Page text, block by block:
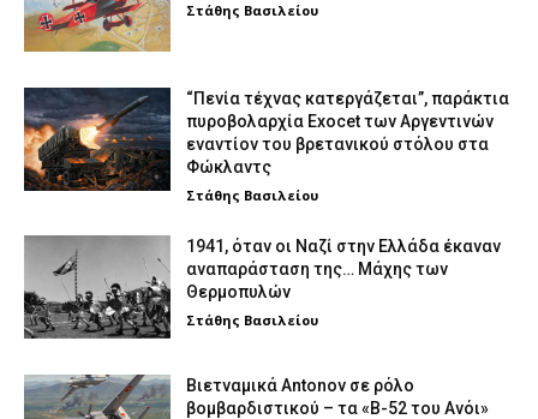
Στάθης Βασιλείου
“Πενία τέχνας κατεργάζεται”, παράκτια
πυροβολαρχία Exocet των Αργεντινών
εναντίον του βρετανικού στόλου στα
Φώκλαντς
Στάθης Βασιλείου
1941, όταν οι Ναζί στην Ελλάδα έκαναν
αναπαράσταση της… Μάχης των
Θερμοπυλών
Στάθης Βασιλείου
Βιετναμικά Antonov σε ρόλο
βομβαρδιστικού – τα «Β-52 του Ανόι»